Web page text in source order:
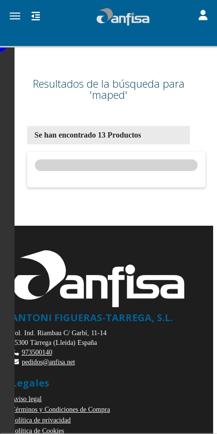
Toggle navigation
Resultados de la búsqueda para
'maped'
Se han encontrado 13 Productos
ANTONI FIGUERAS-TARREGA, S.L.
Pol. Ind. Riambau C/ Garbí, 11-14
25300 Tàrrega (Lleida) España
973500140
pedidos@anfisa.net
Legales
Aviso legal
Términos y Condiciones de Compra
Política de privacidad
Política de Cookies